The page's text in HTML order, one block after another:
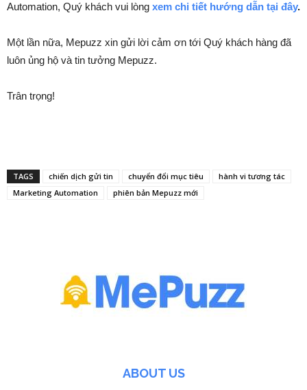
Automation, Quý khách vui lòng xem chi tiết hướng dẫn tại đây.
Một lần nữa, Mepuzz xin gửi lời cảm ơn tới Quý khách hàng đã
luôn ủng hộ và tin tưởng Mepuzz.
Trân trọng!
TAGS chiến dịch gửi tin chuyển đổi mục tiêu
hành vi tương tác
Marketing Automation
phiên bản Mepuzz mới
ABOUT US